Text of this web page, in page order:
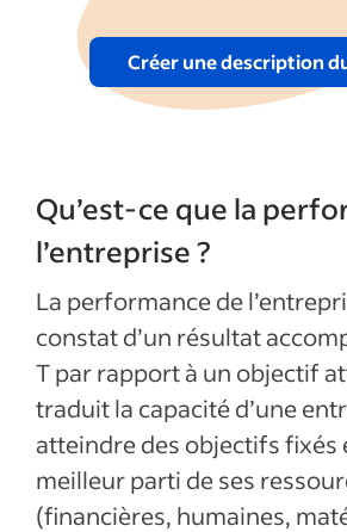
Créer une description
Qu’est-ce que la
l’entreprise ?
La performance de
constat d’un résultat
T par rapport à un objectif
traduit la capacité d’une
atteindre des objectifs fixés
meilleur parti de ses
(financières, humaines,